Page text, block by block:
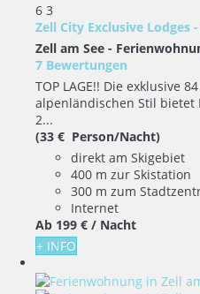
6 3
Zell City Exclusive Lodges
Zell am See -
7 Bewertungen
TOP LAGE!! Die exklusive
alpenländischen Stil bietet
2...
(33 € Person/Nacht)
direkt am Skigebiet
400 m zur Skistation
300 m zum
Internet
Ab 199 € / Nacht
+ INFO